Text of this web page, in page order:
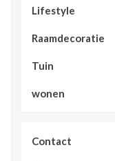
Lifestyle
Raamdecoratie
Tuin
wonen
Contact